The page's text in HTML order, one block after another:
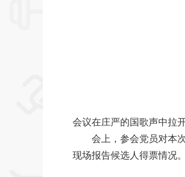
会议在庄严的国歌声中拉开
会上，参会党员对本
现场报告候选人得票情况